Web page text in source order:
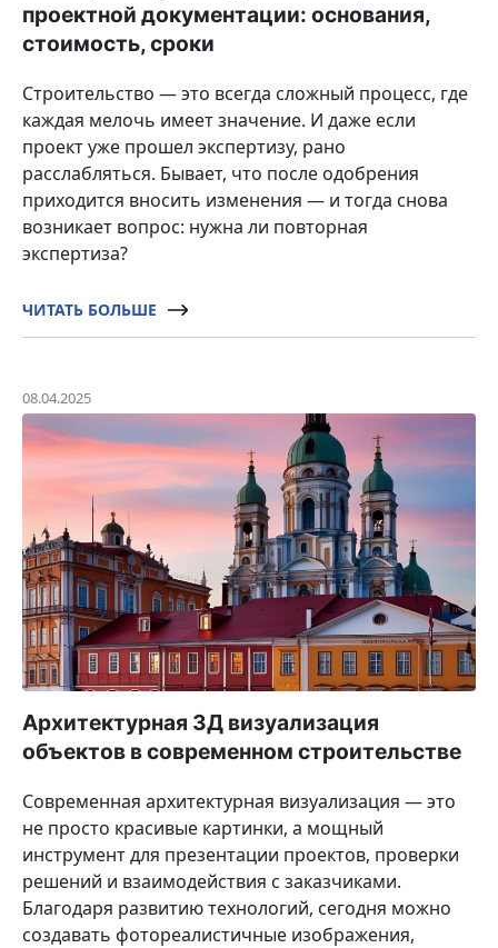
проектной документации: основания,
стоимость, сроки
Строительство — это всегда сложный процесс, где
каждая мелочь имеет значение. И даже если
проект уже прошел экспертизу, рано
расслабляться. Бывает, что после одобрения
приходится вносить изменения — и тогда снова
возникает вопрос: нужна ли повторная
экспертиза?
ЧИТАТЬ БОЛЬШЕ
08.04.2025
Архитектурная 3Д визуализация
объектов в современном строительстве
Современная архитектурная визуализация — это
не просто красивые картинки, а мощный
инструмент для презентации проектов, проверки
решений и взаимодействия с заказчиками.
Благодаря развитию технологий, сегодня можно
создавать фотореалистичные изображения,